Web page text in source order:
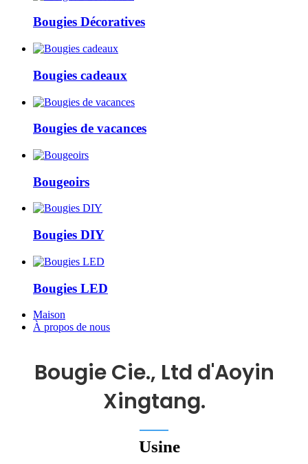
Bougies Décoratives
Bougies cadeaux
Bougies de vacances
Bougeoirs
Bougies DIY
Bougies LED
Maison
À propos de nous
Bougie Cie., Ltd d'Aoyin
Xingtang.
Usine